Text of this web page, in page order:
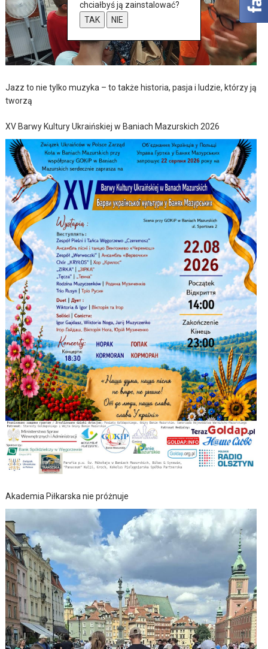
Jazz to nie tylko muzyka – to także historia, pasja i ludzie, którzy ją
tworzą
XV Barwy Kultury Ukraińskiej w Baniach Mazurskich 2026
Akademia Piłkarska nie próżnuje
chciałbyś ją zainstalować?
TAK
NIE